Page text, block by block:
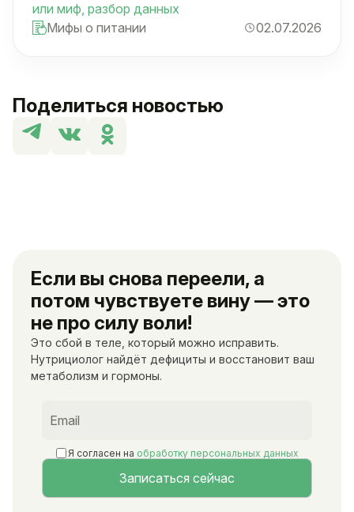
Поделиться новостью
Если вы снова переели, а
потом чувствуете вину — это
не про силу воли!
Это сбой в теле, который можно исправить.
Нутрициолог найдёт дефициты и восстановит ваш
метаболизм и гормоны.
Я согласен на обработку персональных данных
или миф, разбор данных
Мифы о питании
02.07.2026